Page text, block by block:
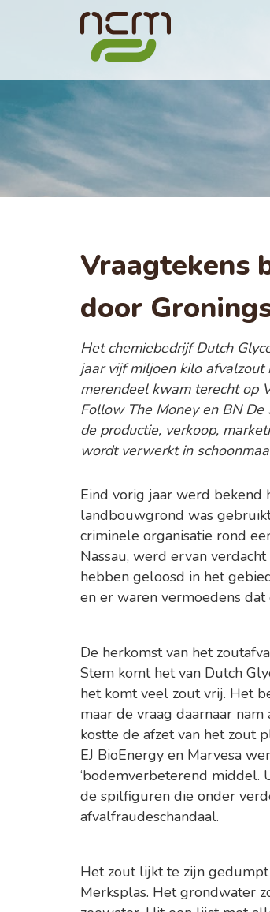
Vraagtekens
door
Het chemiebedrijf Dutch
jaar vijf miljoen kilo
merendeel kwam terecht op
Follow The Money en BN
de productie, verkoop,
wordt verwerkt in
Eind vorig jaar werd bekend
landbouwgrond was
criminele organisatie rond
Nassau, werd ervan
hebben geloosd in het
en er waren vermoedens
De herkomst van het
Stem komt het van Dutch
het komt veel zout vrij. Het
maar de vraag daarnaar
kostte de afzet van het zout
EJ BioEnergy en Marvesa
‘bodemverbeterend middel.
de spilfiguren die onder
afvalfraudeschandaal.
Het zout lijkt te zijn
Merksplas. Het grondwater